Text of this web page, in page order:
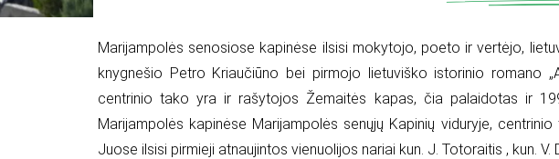
Marijampolės senosiose kapinėse ilsisi mokytojo, poeto ir vertėjo,
knygnešio Petro Kriaučiūno bei pirmojo lietuviško istorinio romano
centrinio tako yra ir rašytojos Žemaitės kapas, čia palaidotas ir
Marijampolės kapinėse Marijampolės senųjų Kapinių viduryje,
Juose ilsisi pirmieji atnaujintos vienuolijos nariai kun. J. Totoraitis , kun.